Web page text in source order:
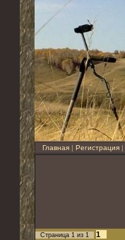
Главная | Регистрация |
Страница 1 из 1
1